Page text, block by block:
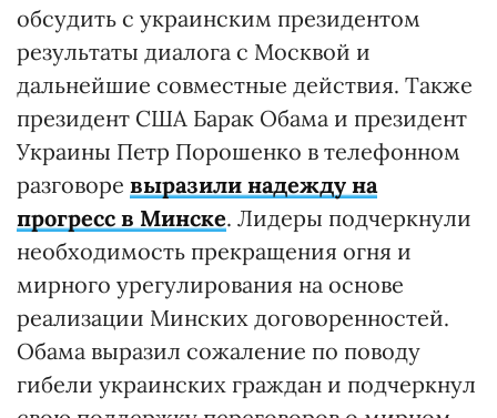
обсудить с украинским президентом
результаты диалога с Москвой и
дальнейшие совместные действия. Также
президент США Барак Обама и президент
Украины Петр Порошенко в телефонном
разговоре выразили надежду на
прогресс в Минске. Лидеры подчеркнули
необходимость прекращения огня и
мирного урегулирования на основе
реализации Минских договоренностей.
Обама выразил сожаление по поводу
гибели украинских граждан и подчеркнул